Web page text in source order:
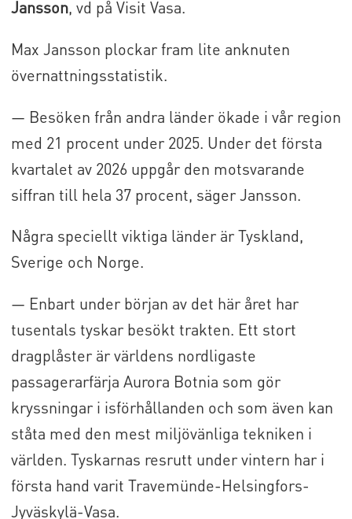
Jansson, vd på Visit Vasa.
Max Jansson plockar fram lite anknuten
övernattningsstatistik.
— Besöken från andra länder ökade i vår region
med 21 procent under 2025. Under det första
kvartalet av 2026 uppgår den motsvarande
siffran till hela 37 procent, säger Jansson.
Några speciellt viktiga länder är Tyskland,
Sverige och Norge.
— Enbart under början av det här året har
tusentals tyskar besökt trakten. Ett stort
dragplåster är världens nordligaste
passagerarfärja Aurora Botnia som gör
kryssningar i isförhållanden och som även kan
ståta med den mest miljövänliga tekniken i
världen. Tyskarnas resrutt under vintern har i
första hand varit Travemünde-Helsingfors-
Jyväskylä-Vasa.